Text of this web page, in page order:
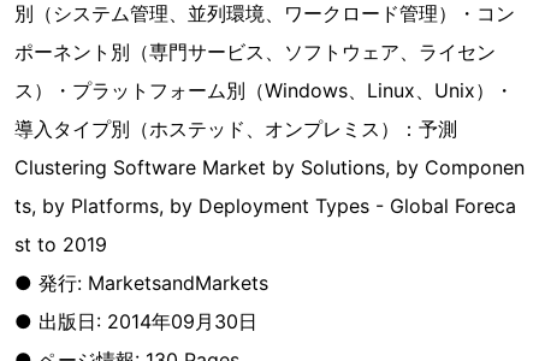
別（システム管理、並列環境、ワークロード管理）・コン
ポーネント別（専門サービス、ソフトウェア、ライセン
ス）・プラットフォーム別（Windows、Linux、Unix）・
導入タイプ別（ホステッド、オンプレミス）：予測
Clustering Software Market by Solutions, by Componen
ts, by Platforms, by Deployment Types - Global Foreca
st to 2019
● 発行: MarketsandMarkets
● 出版日: 2014年09月30日